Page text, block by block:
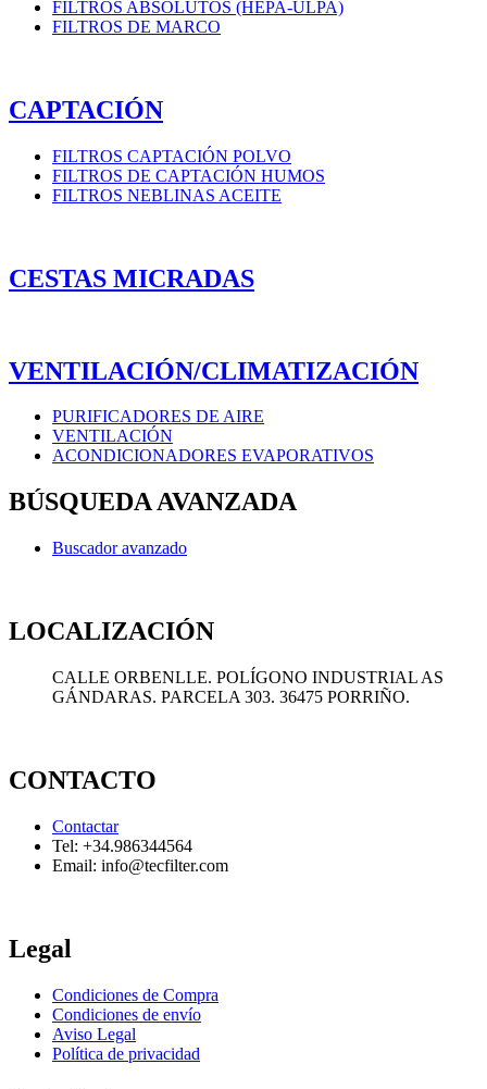
FILTROS ABSOLUTOS (HEPA-ULPA)
FILTROS DE MARCO
CAPTACIÓN
FILTROS CAPTACIÓN POLVO
FILTROS DE CAPTACIÓN HUMOS
FILTROS NEBLINAS ACEITE
CESTAS MICRADAS
VENTILACIÓN/CLIMATIZACIÓN
PURIFICADORES DE AIRE
VENTILACIÓN
ACONDICIONADORES EVAPORATIVOS
BÚSQUEDA AVANZADA
Buscador avanzado
LOCALIZACIÓN
CALLE ORBENLLE. POLÍGONO INDUSTRIAL AS
GÁNDARAS. PARCELA 303. 36475 PORRIÑO.
CONTACTO
Contactar
Tel: +34.986344564
Email: info@tecfilter.com
Legal
Condiciones de Compra
Condiciones de envío
Aviso Legal
Política de privacidad